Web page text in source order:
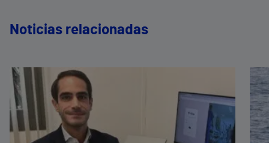
Noticias relacionadas